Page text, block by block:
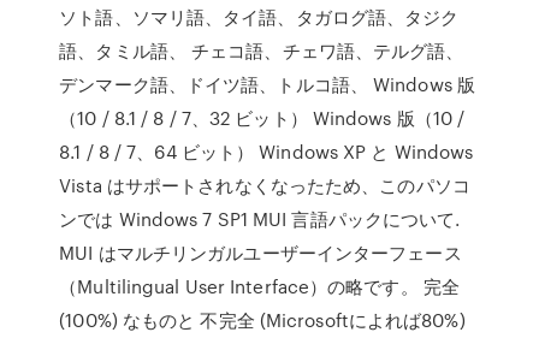
ソト語、ソマリ語、タイ語、タガログ語、タジク
語、タミル語、 チェコ語、チェワ語、テルグ語、
デンマーク語、ドイツ語、トルコ語、 Windows 版
（10 / 8.1 / 8 / 7、32 ビット） Windows 版（10 /
8.1 / 8 / 7、64 ビット） Windows XP と Windows
Vista はサポートされなくなったため、このパソコ
ンでは Windows 7 SP1 MUI 言語パックについて.
MUI はマルチリンガルユーザーインターフェース
（Multilingual User Interface）の略です。 完全
(100%) なものと 不完全 (Microsoftによれば80%)